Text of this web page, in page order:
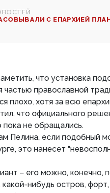
С ЕПАРХИЕЙ
что установка
частью православной
плохо, хотя за всю
что официального
пока не обращались.
Пелина, если подобный
это нанесет
– его можно, конечно,
нибудь остров,